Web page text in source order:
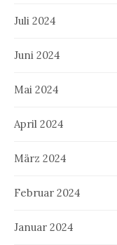
Juli 2024
Juni 2024
Mai 2024
April 2024
März 2024
Februar 2024
Januar 2024